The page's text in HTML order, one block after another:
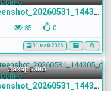
Screenshot_20260531_144342_com.yandex.browser
35 0
31 май 2026
Захарьино
Screenshot_20260531_144305_com.yandex.browser